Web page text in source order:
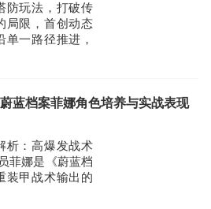
防玩法，打破传
局限，首创动态
一路径推进，
考验玩家实时
路。【领主无
》》》》#领主
蓝档案菲娜角色培养与实战表现
析：高爆发战术
菲娜是《蔚蓝档
装甲战术输出的
园制服为基础